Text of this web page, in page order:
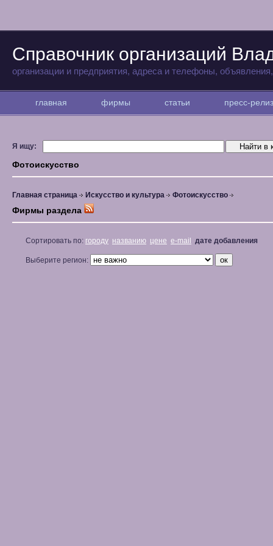
Справочник организаций
организации и предприятия, адреса и телефоны,
главная фирмы статьи пресс-
Я ищу:
Фотоискусство
Главная страница Искусство и культура Фотоискусство
Фирмы раздела
Сортировать по: городу названию цене e-mail дате добавления
Выберите регион: